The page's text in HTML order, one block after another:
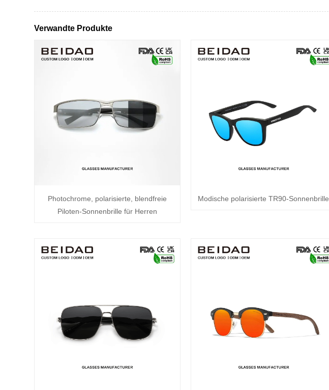
Verwandte Produkte
Photochrome, polarisierte, blendfreie
Piloten-Sonnenbrille für Herren
Modische polarisierte TR90-Sonnenbrille